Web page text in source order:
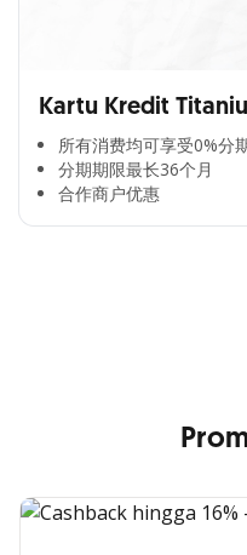
Kartu Kredit
所有消费均可享受0%分
分期期限最长36个月​
合作商户优惠​
Cross Selling